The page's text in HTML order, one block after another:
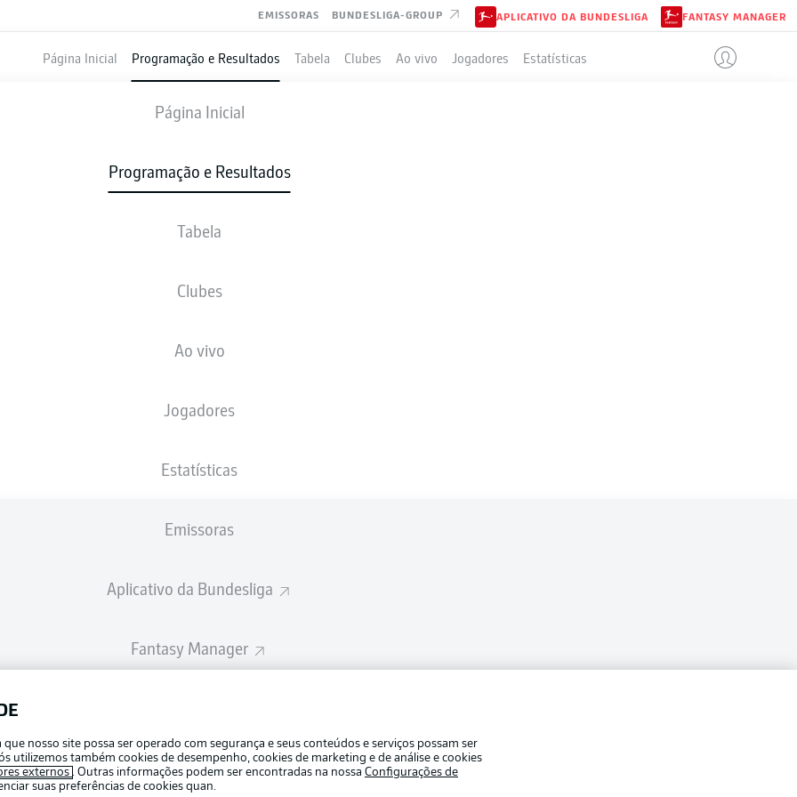
EMISSORAS BUNDESLIGA-GROUP APLICATIVO DA BUNDESLIGA FANTASY MANAGER
Página Inicial Programação e Resultados Tabela Clubes Ao vivo Jogadores Estatísticas
Página Inicial
Programação e Resultados
Tabela
Clubes
Ao vivo
Jogadores
Estatísticas
Emissoras
Aplicativo da Bundesliga
Fantasy Manager
Modo de visualização
UNION BERLIN VFB STUTTGART
2 1
ESCALAÇÕES
APLICATIVO DA BUNDESLIGA
Gerir preferências
Termos de uso
nosso site possa ser operado com segurança e seus conteúdos e serviços possam ser
utilizemos também cookies de desempenho, cookies de marketing e de análise e cookies
externos . Outras informações podem ser encontradas na nossa Configurações de
suas preferências de cookies quan.